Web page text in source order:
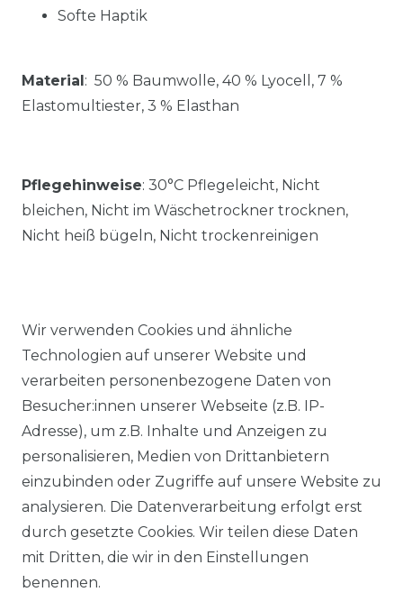
Softe Haptik
Material: 50 % Baumwolle, 40 % Lyocell, 7 %
Elastomultiester, 3 % Elasthan
Pflegehinweise: 30°C Pflegeleicht, Nicht
bleichen, Nicht im Wäschetrockner trocknen,
Nicht heiß bügeln, Nicht trockenreinigen
Ähnlicher Artikel
Raphaela by Brax - Damen
Schlanke Five-Pocket-Jeans
Style Laura New (10-
6900_10912320)
UVP 99,95 €
ab 93,95 € *
Wir verwenden Cookies und ähnliche
Technologien auf unserer Website und
verarbeiten personenbezogene Daten von
Besucher:innen unserer Webseite (z.B. IP-
Adresse), um z.B. Inhalte und Anzeigen zu
personalisieren, Medien von Drittanbietern
einzubinden oder Zugriffe auf unsere Website zu
analysieren. Die Datenverarbeitung erfolgt erst
durch gesetzte Cookies. Wir teilen diese Daten
mit Dritten, die wir in den Einstellungen
benennen.